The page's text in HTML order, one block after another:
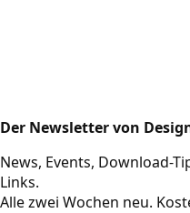
Design-Ressourcen
Der Newsletter von
News, Events, Download-
Links.
Alle zwei Wochen neu.